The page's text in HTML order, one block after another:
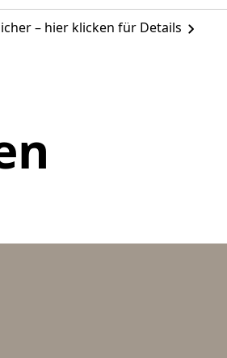
– hier klicken für Details